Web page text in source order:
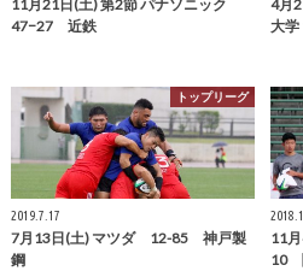
11月21日(土) 第2節 パナソニック
47−27 近鉄
4月
大
トップリーグ
2019.7.17
7月13日(土) マツダ 12-85 神戸製
鋼
11
10